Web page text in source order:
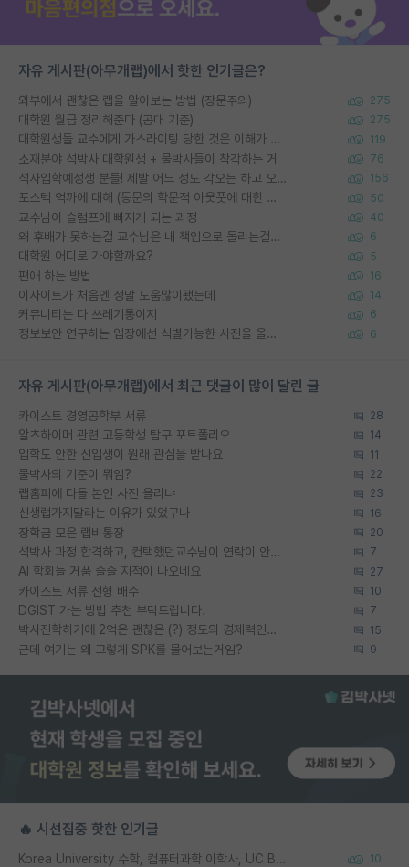
자유 게시판(아무개랩)에서 핫한 인기글은?
외부에서 괜찮은 랩을 알아보는 방법 (장문주의) 275
대학원 월급 정리해준다 (공대 기준) 275
대학원생들 교수에게 가스라이팅 당한 것은 이해가 갑니다. 안타깝네요. 119
소재분야 석박사 대학원생 + 물박사들이 착각하는 거 76
석사입학예정생 분들! 제발 어느 정도 각오는 하고 오세요. 156
포스텍 억까에 대해 (동문의 학문적 아웃풋에 대한 반박) 50
교수님이 슬럼프에 빠지게 되는 과정 40
왜 후배가 못하는걸 교수님은 내 책임으로 돌리는걸까요? 6
대학원 어디로 가야할까요? 5
편애 하는 방법 16
이사이트가 처음엔 정말 도움많이됐는데 14
커뮤니티는 다 쓰레기통이지 6
정보보안 연구하는 입장에선 식별가능한 사진을 올리는건 비추이긴함 6
자유 게시판(아무개랩)에서 최근 댓글이 많이 달린 글
카이스트 경영공학부 서류 28
알츠하이머 관련 고등학생 탐구 포트폴리오 14
입학도 안한 신입생이 원래 관심을 받나요 11
물박사의 기준이 뭐임? 22
랩홈피에 다들 본인 사진 올리냐 23
신생랩가지말라는 이유가 있었구나 16
장학금 모은 랩비통장 20
석박사 과정 합격하고, 컨택했던교수님이 연락이 안됩니다... 7
AI 학회들 거품 슬슬 지적이 나오네요 27
카이스트 서류 전형 배수 10
DGIST 가는 방법 추천 부탁드립니다. 7
박사진학하기에 2억은 괜찮은 (?) 정도의 경제력인가요 15
근데 여기는 왜 그렇게 SPK를 물어보는거임? 9
🔥 시선집중 핫한 인기글
Korea University 수학, 컴퓨터과학 이학사, UC Berkeley 산업공학 대학원 공학박사가 되는 것은 쉽지 않겠죠? 10